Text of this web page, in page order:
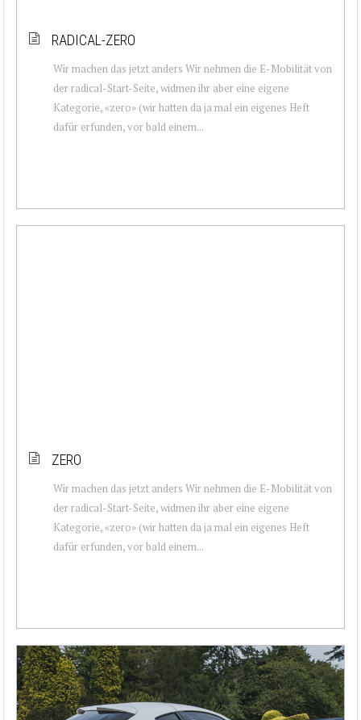
RADICAL-ZERO
Wir machen das jetzt anders Wir nehmen die E-Mobilität von
der radical-Start-Seite, widmen ihr aber eine eigene
Kategorie, «zero» (wir hatten da ja mal ein eigenes Heft
dafür erfunden, vor bald einem...
ZERO
Wir machen das jetzt anders Wir nehmen die E-Mobilität von
der radical-Start-Seite, widmen ihr aber eine eigene
Kategorie, «zero» (wir hatten da ja mal ein eigenes Heft
dafür erfunden, vor bald einem...